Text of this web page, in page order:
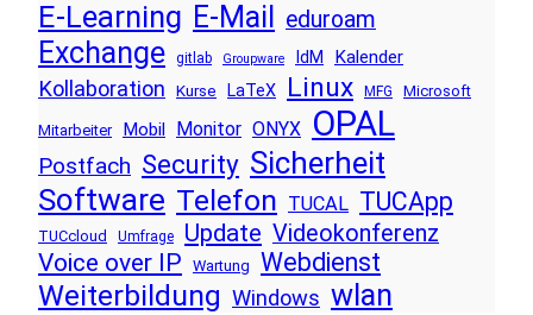
E-Learning E-Mail eduroam
Exchange gitlab Groupware IdM Kalender
Kollaboration Kurse LaTeX Linux MFG Microsoft
Mitarbeiter Mobil Monitor ONYX OPAL
Postfach Security Sicherheit
Software Telefon TUCAL TUCApp
TUCcloud Umfrage Update Videokonferenz
Voice over IP Wartung Webdienst
Weiterbildung Windows wlan